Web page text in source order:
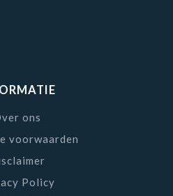
ons
voorwaarden
Policy